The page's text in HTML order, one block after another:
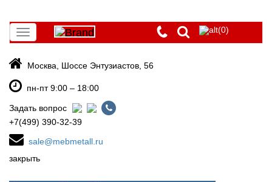
Toggle
navigation
(0)
Москва, Шоссе Энтузиастов, 56
пн-пт 9:00 – 18:00
Задать вопрос
+7(499) 390-32-39
sale@mebmetall.ru
закрыть